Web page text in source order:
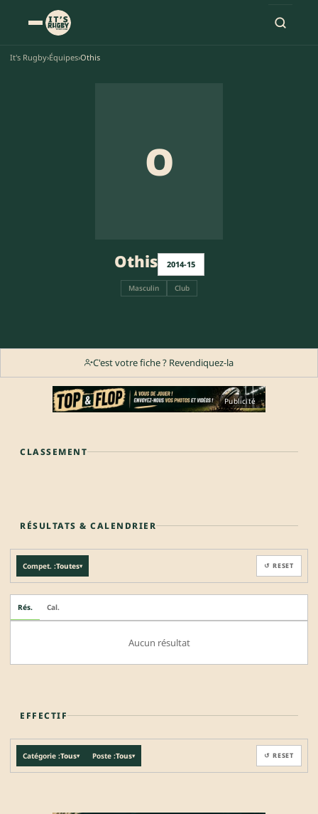
It's Rugby›Équipes›Othis
O
Othis 2014-15
Masculin Club
C'est votre fiche ? Revendiquez-la
Publicité
CLASSEMENT
RÉSULTATS & CALENDRIER
Compet. :Toutes▾ ↺ RESET
Rés. Cal.
Aucun résultat
EFFECTIF
Catégorie :Tous▾ Poste :Tous▾ ↺ RESET